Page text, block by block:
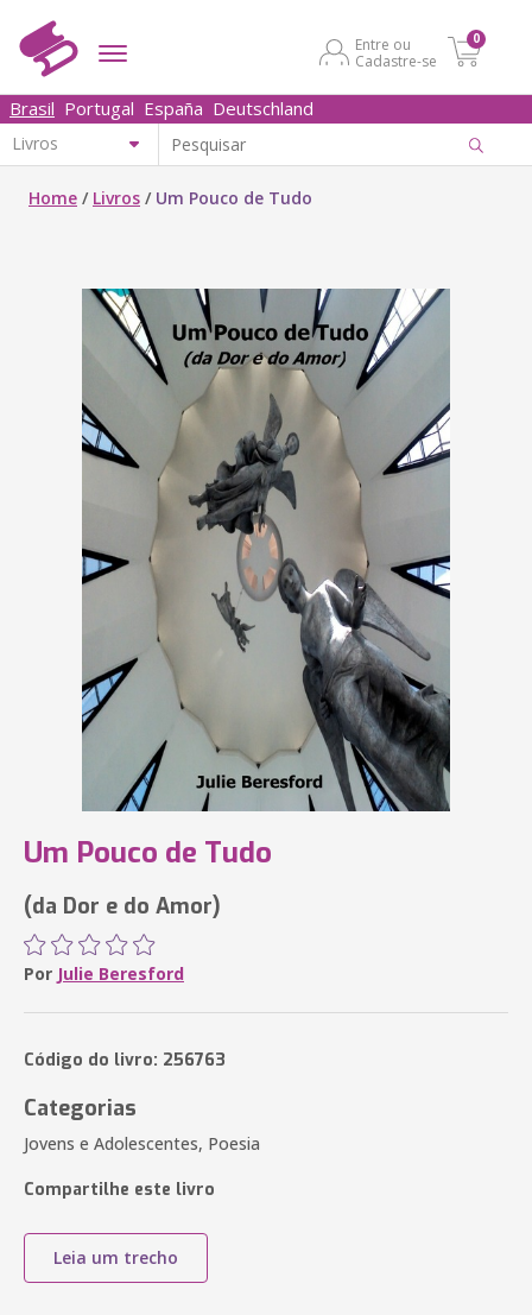
Entre ou
Cadastre-se
0
Brasil Portugal España Deutschland
Home / Livros / Um Pouco de Tudo
Um Pouco de Tudo
(da Dor e do Amor)
Por Julie Beresford
Código do livro: 256763
Categorias
Jovens e Adolescentes, Poesia
Compartilhe este livro
Leia um trecho